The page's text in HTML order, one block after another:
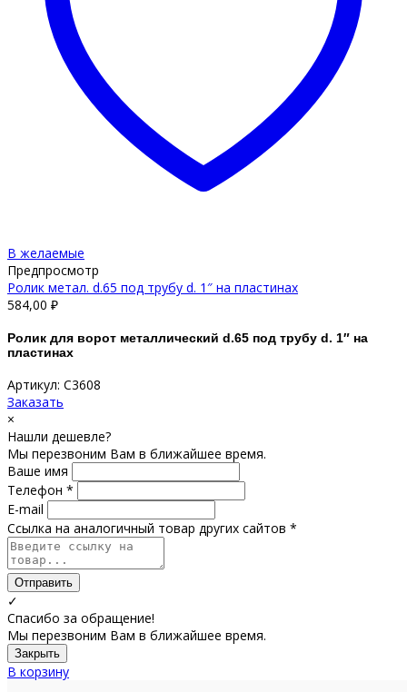
В желаемые
Предпросмотр
Ролик метал. d.65 под трубу d. 1″ на пластинах
584,00 ₽
Ролик для ворот металлический d.65 под трубу d. 1″ на
пластинах
Артикул: С3608
Заказать
×
Нашли дешевле?
Мы перезвоним Вам в ближайшее время.
Ваше имя
Телефон *
E-mail
Ссылка на аналогичный товар других сайтов *
Отправить
✓
Спасибо за обращение!
Мы перезвоним Вам в ближайшее время.
Закрыть
В корзину